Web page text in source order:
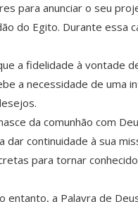
para anunciar o seu
do Egito. Durante essa
a fidelidade à vontade
a necessidade de uma
da comunhão com
continuidade à sua
para tornar
a Palavra de